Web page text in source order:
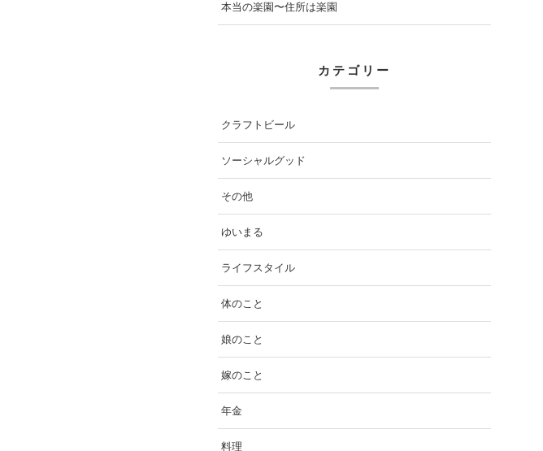
本当の楽園〜住所は楽園
カテゴリー
クラフトビール
ソーシャルグッド
その他
ゆいまる
ライフスタイル
体のこと
娘のこと
嫁のこと
年金
料理